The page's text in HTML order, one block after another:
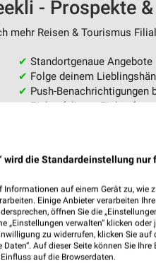
- Prospekte
mehr Reisen & Tourismus
✔ Standortgenaue Angebote
✔ Folge deinem
✔ Push-Benachrichtigungen
✔Einkaufsliste - Einkauf
wird die Standardeinstellung
auf einem Gerät zu, wie
Einige Anbieter verarbeiten
öffnen Sie die
„Einstellungen verwalten“ klicken
zu widerrufen, klicken Sie
Auf dieser Seite können Sie
auf die Browserdaten.